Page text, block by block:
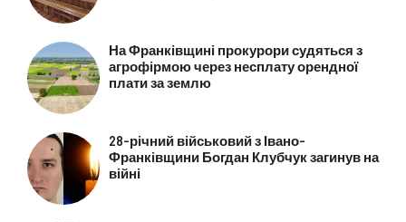
На Франківщині прокурори судяться з
агрофірмою через несплату орендної
плати за землю
28-річний військовий з Івано-
Франківщини Богдан Клубчук загинув на
війні